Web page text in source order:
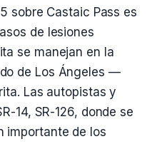
sobre Castaic Pass es
de lesiones
se manejan en la
de Los Ángeles —
Las autopistas y
14, SR-126, donde se
importante de los